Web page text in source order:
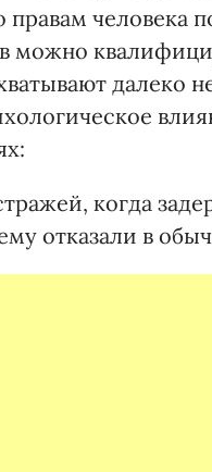
человека
можно
далеко
когда
отказали в